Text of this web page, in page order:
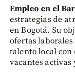
Empleo en el
estrategias de
en Bogotá. Su
ofertas
talento local con
vacantes activas